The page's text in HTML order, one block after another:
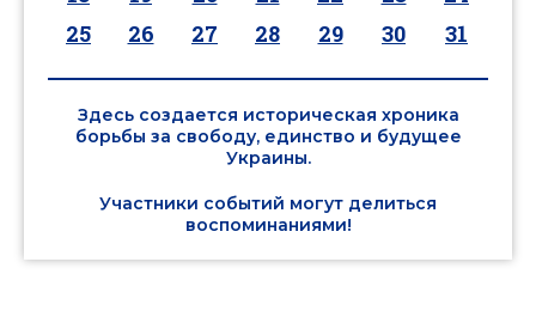
25
26 27 28 29 30 31
Здесь создается историческая хроника
борьбы за свободу, единство и будущее
Украины.
Участники событий могут делиться
воспоминаниями!